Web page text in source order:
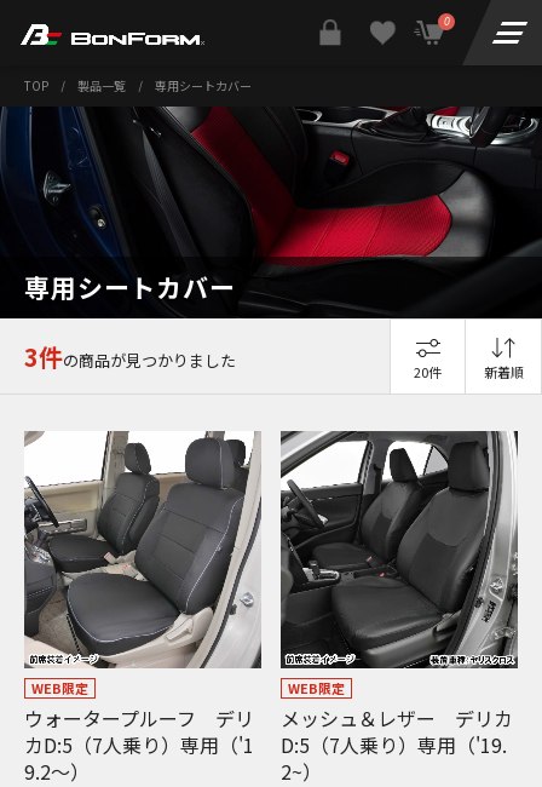
0
TOP / 製品一覧 / 専用シートカバー
専用シートカバー
3件の商品が見つかりました
20件 新着順
WEB限定
ウォータープルーフ デリ
カD:5（7人乗り）専用（'1
9.2〜）
WEB限定
メッシュ＆レザー デリカ
D:5（7人乗り）専用（'19.
2~）